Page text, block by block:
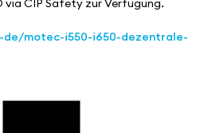
via CIP Safety zur Verfügung.
de/motec-i550-i650-dezentrale-